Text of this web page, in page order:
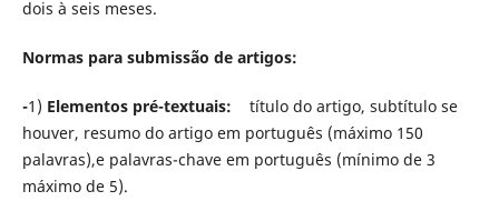
dois à seis meses.
Normas para submissão de artigos:
-1) Elementos pré-textuais:
título do artigo, subtítulo se
houver, resumo do artigo em português (máximo 150
palavras),e palavras-chave em português (mínimo de 3
máximo de 5).